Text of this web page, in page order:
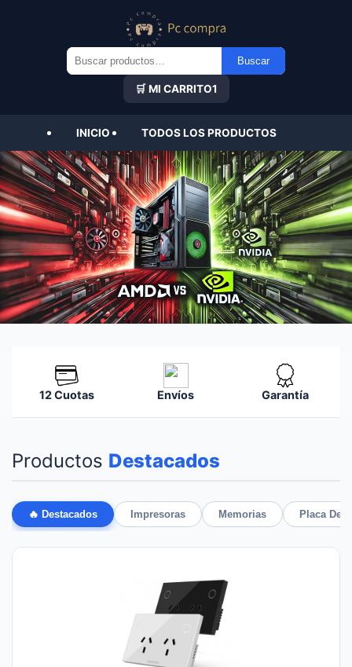
Buscar
por:
Buscar
🛒 MI CARRITO1
INICIO TODOS LOS PRODUCTOS
12 Cuotas Envíos Garantía
Productos Destacados
🔥 Destacados Impresoras Memorias Placa De